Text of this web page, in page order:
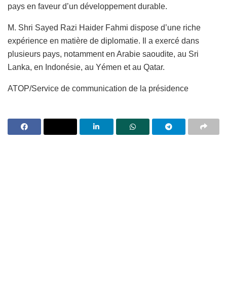
pays en faveur d’un développement durable.
M. Shri Sayed Razi Haider Fahmi dispose d’une riche
expérience en matière de diplomatie. Il a exercé dans
plusieurs pays, notamment en Arabie saoudite, au Sri
Lanka, en Indonésie, au Yémen et au Qatar.
ATOP/Service de communication de la présidence